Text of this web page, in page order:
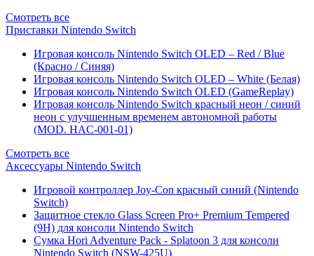
Смотреть все
Приставки Nintendo Switch
Игровая консоль Nintendo Switch OLED – Red / Blue
(Красно / Синяя)
Игровая консоль Nintendo Switch OLED – White (Белая)
Игровая консоль Nintendo Switch OLED (GameReplay)
Игровая консоль Nintendo Switch красный неон / синий
неон с улучшенным временем автономной работы
(MOD. HAC-001-01)
Смотреть все
Аксессуары Nintendo Switch
Игровой контроллер Joy-Con красный синий (Nintendo
Switch)
Защитное стекло Glass Screen Pro+ Premium Tempered
(9H) для консоли Nintendo Switch
Сумка Hori Adventure Pack - Splatoon 3 для консоли
Nintendo Switch (NSW-425U)